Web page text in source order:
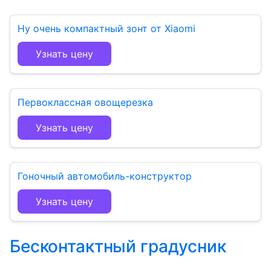
Ну очень компактный зонт от Xiaomi
Узнать цену
Первоклассная овощерезка
Узнать цену
Гоночный автомобиль-конструктор
Узнать цену
Бесконтактный градусник